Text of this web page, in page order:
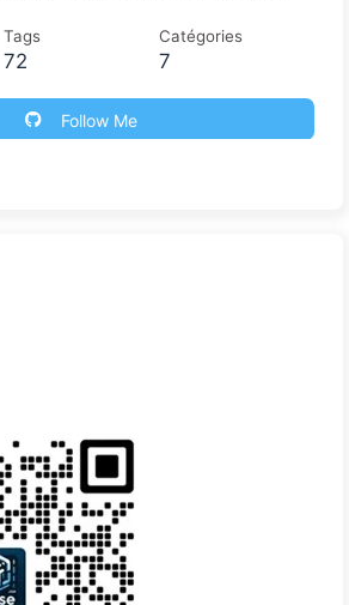
Tags
72
Catégories
7
Follow Me